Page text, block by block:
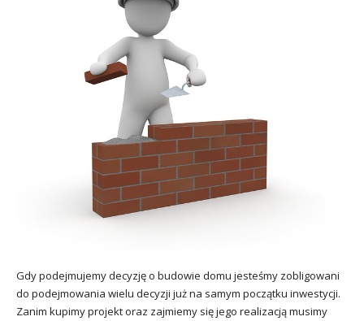
Gdy podejmujemy decyzję o budowie domu jesteśmy zobligowani
do podejmowania wielu decyzji już na samym początku inwestycji.
Zanim kupimy projekt oraz zajmiemy się jego realizacją musimy